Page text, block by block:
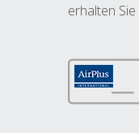
erhalten Sie